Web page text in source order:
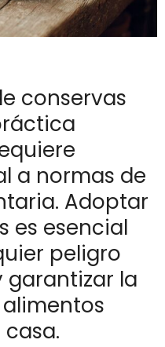
conservas
a normas de
Adoptar
es esencial
peligro
garantizar la